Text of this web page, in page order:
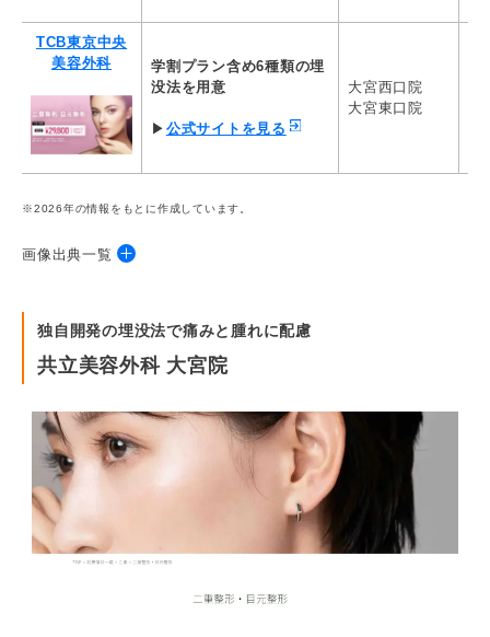
TCB東京中央
美容外科
学割プラン含め6種類の埋
没法を用意
▶ 公式サイトを見る
大宮西口院
大宮東口院
※2026年の情報をもとに作成しています。
画像出典一覧
・
・SBC湘南美容クリニック
城本クリニック
聖心美容クリニック
・ルラ(LULA)美容クリニック
大宮中央クリニック
・TCB東京中央美容外科
独自開発の埋没法で痛みと腫れに配慮
共立美容外科 大宮院